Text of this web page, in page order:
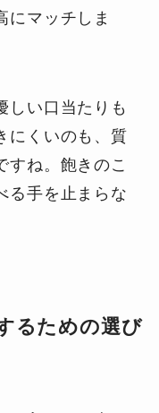
にマッチしま
しい口当たりも
にくいのも、質
すね。飽きのこ
る手を止まらな
るための選び